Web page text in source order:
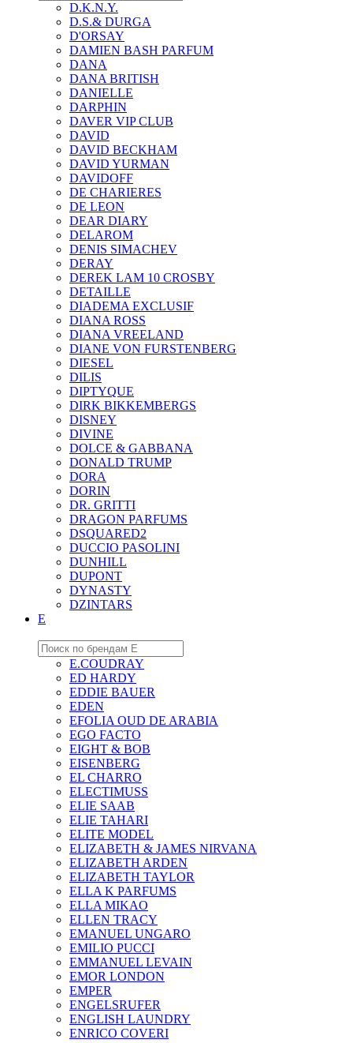
D.K.N.Y.
D.S.& DURGA
D'ORSAY
DAMIEN BASH PARFUM
DANA
DANA BRITISH
DANIELLE
DARPHIN
DAVER VIP CLUB
DAVID
DAVID BECKHAM
DAVID YURMAN
DAVIDOFF
DE CHARIERES
DE LEON
DEAR DIARY
DELAROM
DENIS SIMACHEV
DERAY
DEREK LAM 10 CROSBY
DETAILLE
DIADEMA EXCLUSIF
DIANA ROSS
DIANA VREELAND
DIANE VON FURSTENBERG
DIESEL
DILIS
DIPTYQUE
DIRK BIKKEMBERGS
DISNEY
DIVINE
DOLCE & GABBANA
DONALD TRUMP
DORA
DORIN
DR. GRITTI
DRAGON PARFUMS
DSQUARED2
DUCCIO PASOLINI
DUNHILL
DUPONT
DYNASTY
DZINTARS
E
E.COUDRAY
ED HARDY
EDDIE BAUER
EDEN
EFOLIA OUD DE ARABIA
EGO FACTO
EIGHT & BOB
EISENBERG
EL CHARRO
ELECTIMUSS
ELIE SAAB
ELIE TAHARI
ELITE MODEL
ELIZABETH & JAMES NIRVANA
ELIZABETH ARDEN
ELIZABETH TAYLOR
ELLA K PARFUMS
ELLA MIKAO
ELLEN TRACY
EMANUEL UNGARO
EMILIO PUCCI
EMMANUEL LEVAIN
EMOR LONDON
EMPER
ENGELSRUFER
ENGLISH LAUNDRY
ENRICO COVERI